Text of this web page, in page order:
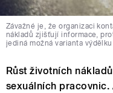
Závažné je, že organizaci
nákladů zjišťují informace,
jediná možná varianta
Růst životních
sexuálních